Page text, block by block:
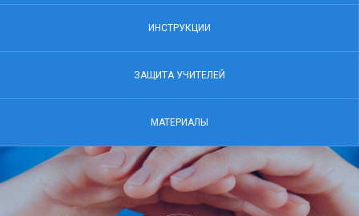
ИНСТРУКЦИИ
ЗАЩИТА УЧИТЕЛЕЙ
МАТЕРИАЛЫ